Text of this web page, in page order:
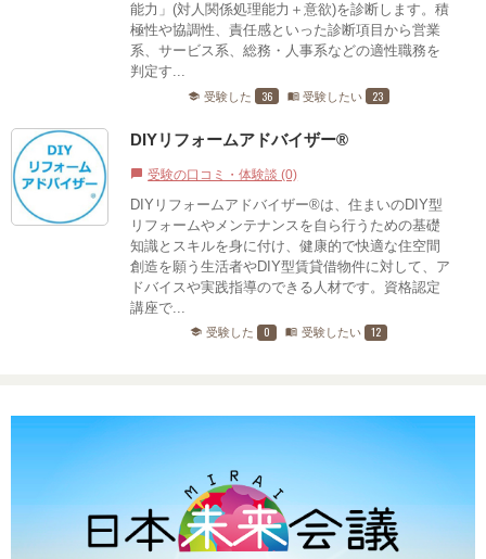
能力」(対人関係処理能力＋意欲)を診断します。積
極性や協調性、責任感といった診断項目から営業
系、サービス系、総務・人事系などの適性職務を
判定す...
school 受験した 36 menu_book 受験したい 23
DIYリフォームアドバイザー®
chat_bubble 受験の口コミ・体験談 (0)
DIYリフォームアドバイザー®は、住まいのDIY型
リフォームやメンテナンスを自ら行うための基礎
知識とスキルを身に付け、健康的で快適な住空間
創造を願う生活者やDIY型賃貸借物件に対して、ア
ドバイスや実践指導のできる人材です。資格認定
講座で...
school 受験した 0 menu_book 受験したい 12